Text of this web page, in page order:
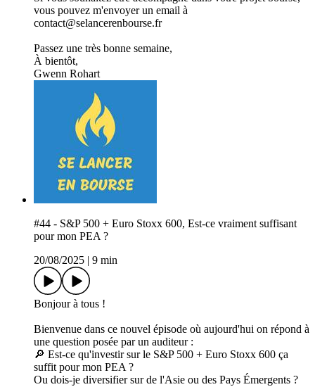
vous pouvez m'envoyer un email à
contact@selancerenbourse.fr
Passez une très bonne semaine,
À bientôt,
Gwenn Rohart
#44 - S&P 500 + Euro Stoxx 600, Est-ce vraiment suffisant
pour mon PEA ?
20/08/2025
9 min
Bonjour à tous !
Bienvenue dans ce nouvel épisode où aujourd'hui on répond à
une question posée par un auditeur :
🔎 Est-ce qu'investir sur le S&P 500 + Euro Stoxx 600 ça
suffit pour mon PEA ?
Ou dois-je diversifier sur de l'Asie ou des Pays Émergents ?